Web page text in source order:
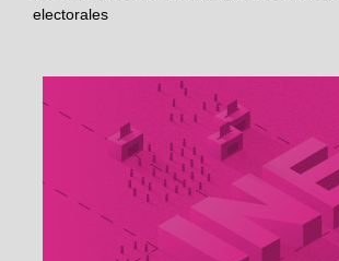
electorales